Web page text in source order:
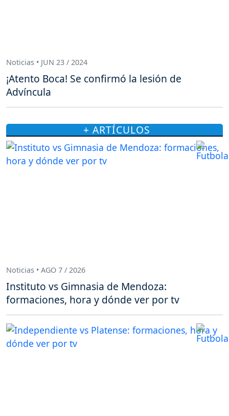
Noticias • JUN 23 / 2024
¡Atento Boca! Se confirmó la lesión de
Advíncula
+ ARTÍCULOS
Noticias • AGO 7 / 2026
Instituto vs Gimnasia de Mendoza:
formaciones, hora y dónde ver por tv